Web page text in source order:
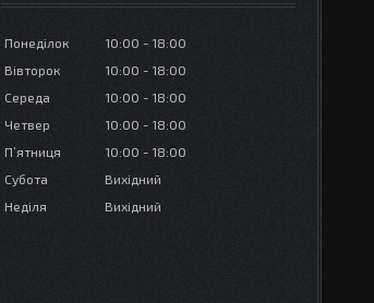
Понеділок 10:00
18:00
Вівторок
10:00
18:00
Середа
10:00
18:00
Четвер
10:00
18:00
Пʼятниця
10:00
18:00
Субота
Вихідний
Неділя
Вихідний